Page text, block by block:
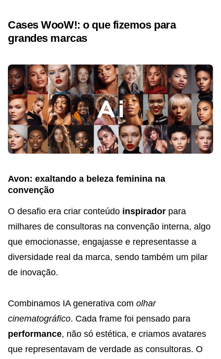
Cases WooW!: o que fizemos para
grandes marcas
Avon: exaltando a beleza feminina na
convenção
O desafio era criar conteúdo inspirador para
milhares de consultoras na convenção interna, algo
que emocionasse, engajasse e representasse a
diversidade real da marca, sendo também um pilar
de inovação.
Combinamos IA generativa com olhar
cinematográfico. Cada frame foi pensado para
performance, não só estética, e criamos avatares
que representavam de verdade as consultoras. O